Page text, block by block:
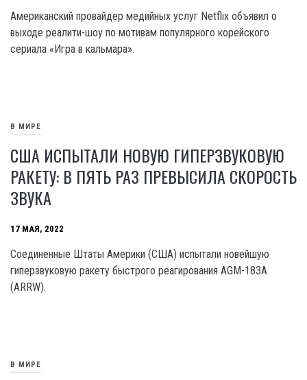
Американский провайдер медийных услуг Netflix объявил о
выходе реалити-шоу по мотивам популярного корейского
сериала «Игра в кальмара».
В МИРЕ
США ИСПЫТАЛИ НОВУЮ ГИПЕРЗВУКОВУЮ
РАКЕТУ: В ПЯТЬ РАЗ ПРЕВЫСИЛА СКОРОСТЬ
ЗВУКА
17 МАЯ, 2022
Соединенные Штаты Америки (США) испытали новейшую
гиперзвуковую ракету быстрого реагирования AGM-183A
(ARRW).
В МИРЕ